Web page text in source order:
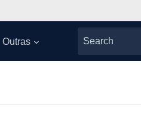
Outras
Search
for: